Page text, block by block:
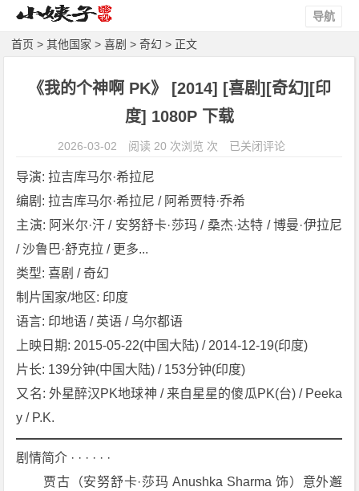
导航
首页 >其他国家 >喜剧 >奇幻 > 正文
《我的个神啊 PK》 [2014] [喜剧][奇幻][印
度] 1080P 下载
2026-03-02 阅读 20 次浏览 次
《我
神
啊
4]
[喜
剧]
1
已关闭评论
导演: 拉吉库马尔·希拉尼
编剧: 拉吉库马尔·希拉尼 / 阿希贾特·乔希
主演: 阿米尔·汗 / 安努舒卡·莎玛 / 桑杰·达特 / 博曼·伊拉尼
/ 沙鲁巴·舒克拉 / 更多...
类型: 喜剧 / 奇幻
制片国家/地区: 印度
语言: 印地语 / 英语 / 乌尔都语
上映日期: 2015-05-22(中国大陆) / 2014-12-19(印度)
片长: 139分钟(中国大陆) / 153分钟(印度)
又名: 外星醉汉PK地球神 / 来自星星的傻瓜PK(台) / Peeka
y / P.K.
剧情简介 · · · · · ·
贾古（安努舒卡·莎玛 Anushka Sharma 饰）意外邂